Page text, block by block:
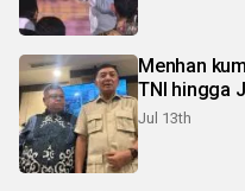
Menhan
TNI hingga
Jul 13th